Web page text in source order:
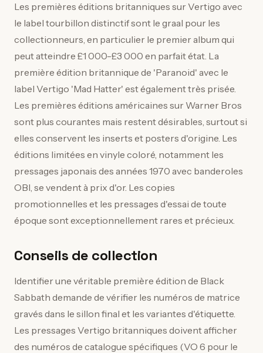
Les premières éditions britanniques sur Vertigo avec
le label tourbillon distinctif sont le graal pour les
collectionneurs, en particulier le premier album qui
peut atteindre £1 000-£3 000 en parfait état. La
première édition britannique de 'Paranoid' avec le
label Vertigo 'Mad Hatter' est également très prisée.
Les premières éditions américaines sur Warner Bros
sont plus courantes mais restent désirables, surtout si
elles conservent les inserts et posters d'origine. Les
éditions limitées en vinyle coloré, notamment les
pressages japonais des années 1970 avec banderoles
OBI, se vendent à prix d'or. Les copies
promotionnelles et les pressages d'essai de toute
époque sont exceptionnellement rares et précieux.
Conseils de collection
Identifier une véritable première édition de Black
Sabbath demande de vérifier les numéros de matrice
gravés dans le sillon final et les variantes d'étiquette.
Les pressages Vertigo britanniques doivent afficher
des numéros de catalogue spécifiques (VO 6 pour le